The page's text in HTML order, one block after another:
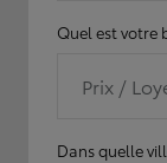
Quel est votre
Prix /
Dans quelle